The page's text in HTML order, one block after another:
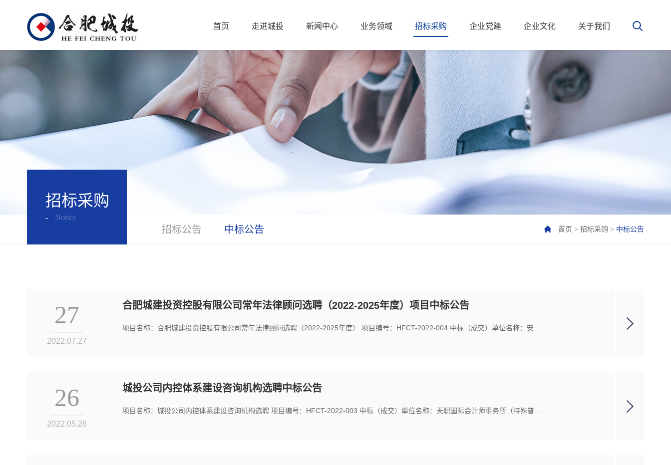
首页 走进城投 新闻中心 业务领域 招标采购 企业党建 企业文化 关于我们
招标采购
- Notice
招标公告 中标公告 首页 >招标采购 > 中标公告
27
2022.07.27
合肥城建投资控股有限公司常年法律顾问选聘（2022-2025年度）项目中标公告
项目名称：合肥城建投资控股有限公司常年法律顾问选聘（2022-2025年度） 项目编号：HFCT-2022-004 中标（成交）单位名称：安...
26
2022.05.26
城投公司内控体系建设咨询机构选聘中标公告
项目名称：城投公司内控体系建设咨询机构选聘 项目编号：HFCT-2022-003 中标（成交）单位名称：天职国际会计师事务所（特殊普...